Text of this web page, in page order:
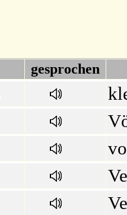
gesprochen